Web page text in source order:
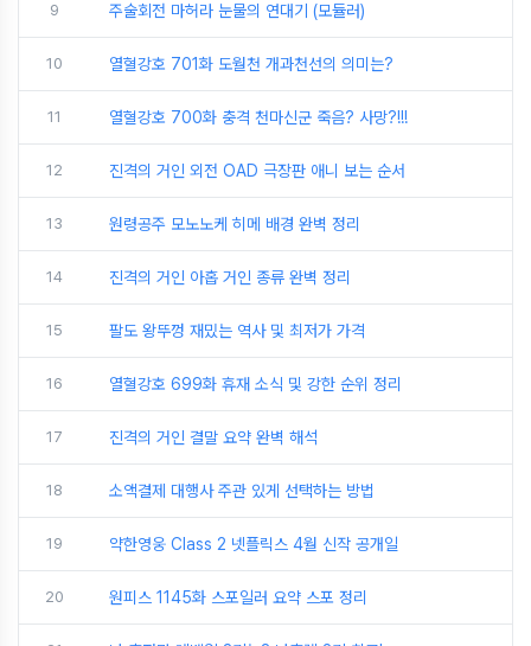
9 주술회전 마허라 눈물의 연대기 (모듈러)
10 열혈강호 701화 도월천 개과천선의 의미는?
11 열혈강호 700화 충격 천마신군 죽음? 사망?!!!
12 진격의 거인 외전 OAD 극장판 애니 보는 순서
13 원령공주 모노노케 히메 배경 완벽 정리
14 진격의 거인 아홉 거인 종류 완벽 정리
15 팔도 왕뚜껑 재밌는 역사 및 최저가 가격
16 열혈강호 699화 휴재 소식 및 강한 순위 정리
17 진격의 거인 결말 요약 완벽 해석
18 소액결제 대행사 주관 있게 선택하는 방법
19 약한영웅 Class 2 넷플릭스 4월 신작 공개일
20 원피스 1145화 스포일러 요약 스포 정리